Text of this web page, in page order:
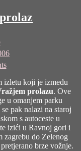
on
Zeleni
vir
i
Vražji
prolaz
izletu koji je između
prolazu. Ove
u omanjem parku
se pak nalazi na staroj
s autoceste u
izići u Ravnoj gori i
zagrebu do Zelenog
brze vožnje.